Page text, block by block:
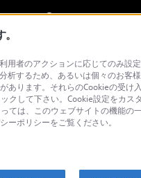
者のアクションに応じてのみ設
するため、あるいは個々のお客
ります。それらのCookieの受け
して下さい。Cookie設定をカス
は、このウェブサイトの機能の
ポリシーをご覧ください。